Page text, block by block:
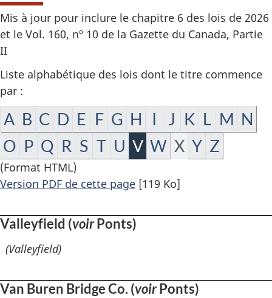
Mis à jour pour inclure le chapitre 6 des lois de 2026
et le Vol. 160, nº 10 de la Gazette du Canada, Partie
II
Liste alphabétique des lois dont le titre commence
par :
A B C D E F G H I J K L M N
O P Q R S T U V W X Y Z
(Format HTML)
Version PDF de cette page [119 Ko]
Valleyfield (voirPonts)
(Valleyfield)
Van Buren Bridge Co. (voirPonts)